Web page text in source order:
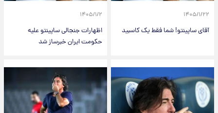
۱۴۰۵/۱/۲۲
آقای ساپینتو! شما فقط یک کاسبید
۱۴۰۵/۱/۲
اظهارات جنجالی ساپینتو علیه
حکومت ایران خبرساز شد